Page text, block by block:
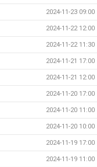
2024-11-23 09:00
2024-11-22 12:00
2024-11-22 11:30
2024-11-21 17:00
2024-11-21 12:00
2024-11-20 17:00
2024-11-20 11:00
2024-11-20 10:00
2024-11-19 17:00
2024-11-19 11:00